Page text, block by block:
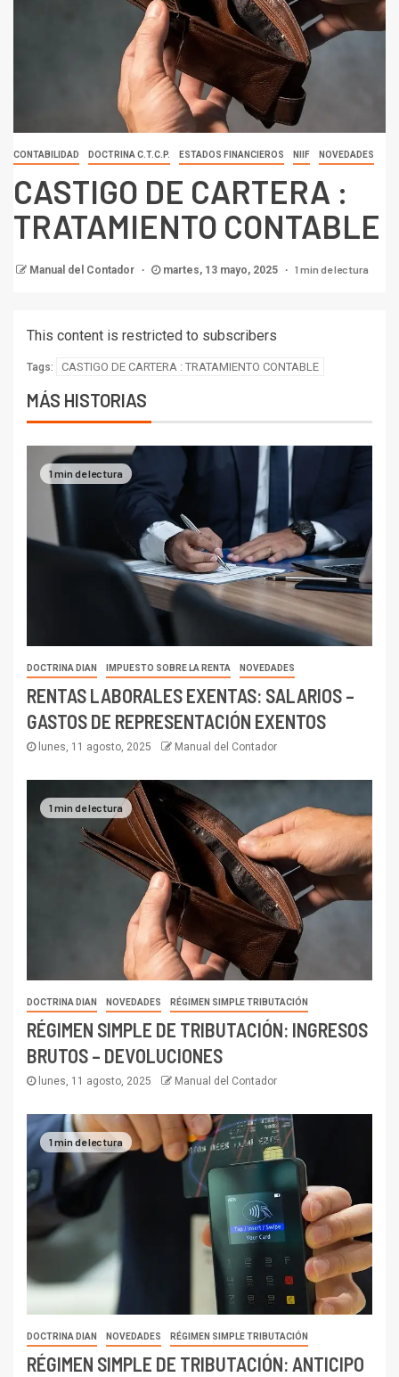
CONTABILIDAD DOCTRINA C.T.C.P. ESTADOS FINANCIEROS NIIF NOVEDADES
CASTIGO DE CARTERA :
TRATAMIENTO CONTABLE
Manual del Contador martes, 13 mayo, 2025 1 min de lectura
This content is restricted to subscribers
Tags: CASTIGO DE CARTERA : TRATAMIENTO CONTABLE
MÁS HISTORIAS
1 min de lectura
DOCTRINA DIAN IMPUESTO SOBRE LA RENTA NOVEDADES
RENTAS LABORALES EXENTAS: SALARIOS –
GASTOS DE REPRESENTACIÓN EXENTOS
lunes, 11 agosto, 2025 Manual del Contador
1 min de lectura
DOCTRINA DIAN NOVEDADES RÉGIMEN SIMPLE TRIBUTACIÓN
RÉGIMEN SIMPLE DE TRIBUTACIÓN: INGRESOS
BRUTOS – DEVOLUCIONES
lunes, 11 agosto, 2025 Manual del Contador
1 min de lectura
DOCTRINA DIAN NOVEDADES RÉGIMEN SIMPLE TRIBUTACIÓN
RÉGIMEN SIMPLE DE TRIBUTACIÓN: ANTICIPO